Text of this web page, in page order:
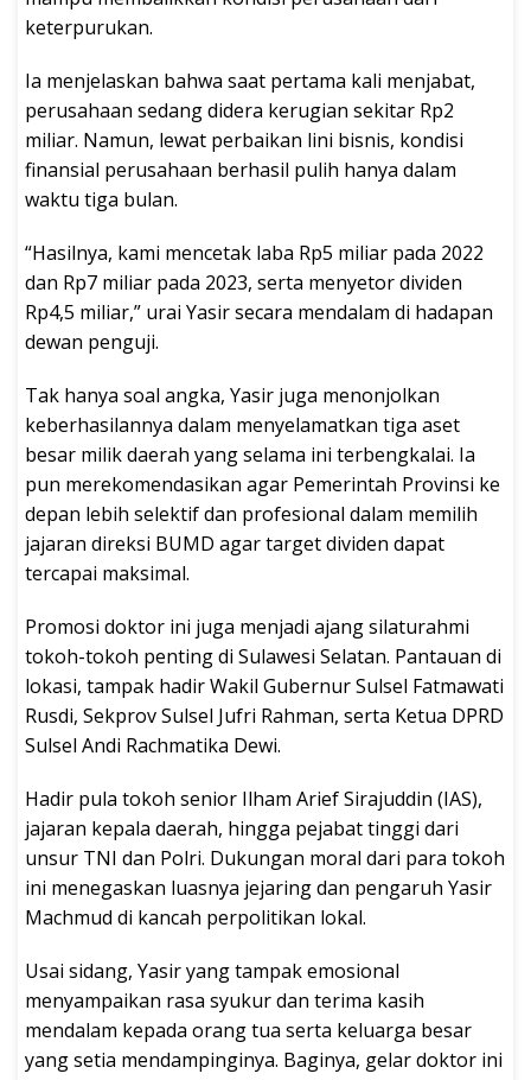
keterpurukan.
Ia menjelaskan bahwa saat pertama kali menjabat,
perusahaan sedang didera kerugian sekitar Rp2
miliar. Namun, lewat perbaikan lini bisnis, kondisi
finansial perusahaan berhasil pulih hanya dalam
waktu tiga bulan.
“Hasilnya, kami mencetak laba Rp5 miliar pada 2022
dan Rp7 miliar pada 2023, serta menyetor dividen
Rp4,5 miliar,” urai Yasir secara mendalam di hadapan
dewan penguji.
Tak hanya soal angka, Yasir juga menonjolkan
keberhasilannya dalam menyelamatkan tiga aset
besar milik daerah yang selama ini terbengkalai. Ia
pun merekomendasikan agar Pemerintah Provinsi ke
depan lebih selektif dan profesional dalam memilih
jajaran direksi BUMD agar target dividen dapat
tercapai maksimal.
Promosi doktor ini juga menjadi ajang silaturahmi
tokoh-tokoh penting di Sulawesi Selatan. Pantauan di
lokasi, tampak hadir Wakil Gubernur Sulsel Fatmawati
Rusdi, Sekprov Sulsel Jufri Rahman, serta Ketua DPRD
Sulsel Andi Rachmatika Dewi.
Hadir pula tokoh senior Ilham Arief Sirajuddin (IAS),
jajaran kepala daerah, hingga pejabat tinggi dari
unsur TNI dan Polri. Dukungan moral dari para tokoh
ini menegaskan luasnya jejaring dan pengaruh Yasir
Machmud di kancah perpolitikan lokal.
Usai sidang, Yasir yang tampak emosional
menyampaikan rasa syukur dan terima kasih
mendalam kepada orang tua serta keluarga besar
yang setia mendampinginya. Baginya, gelar doktor ini